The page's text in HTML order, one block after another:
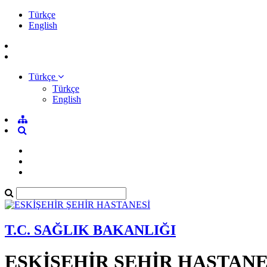
Türkçe
English
Türkçe
Türkçe
English
T.C. SAĞLIK BAKANLIĞI
ESKİŞEHİR ŞEHİR